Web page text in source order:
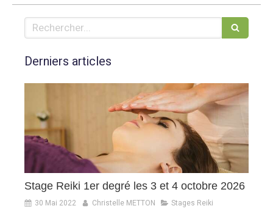
Rechercher
Derniers articles
Stage Reiki 1er degré les 3 et 4 octobre 2026
30 Mai 2022 Christelle METTON Stages Reiki